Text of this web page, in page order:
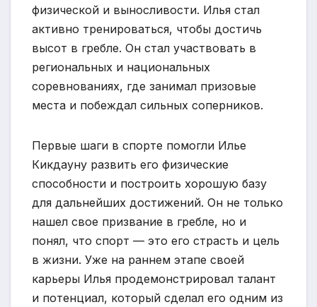
физической и выносливости. Илья стал
активно тренироваться, чтобы достичь
высот в гребле. Он стал участвовать в
региональных и национальных
соревнованиях, где занимал призовые
места и побеждал сильных соперников.
Первые шаги в спорте помогли Илье
Кикдауну развить его физические
способности и построить хорошую базу
для дальнейших достижений. Он не только
нашел свое призвание в гребле, но и
понял, что спорт — это его страсть и цель
в жизни. Уже на раннем этапе своей
карьеры Илья продемонстрировал талант
и потенциал, который сделал его одним из